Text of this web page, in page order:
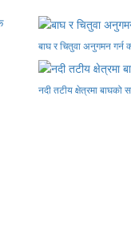
बाघ र चितुवा अनुगमन गर्न
नदी तटीय क्षेत्रमा बाघको